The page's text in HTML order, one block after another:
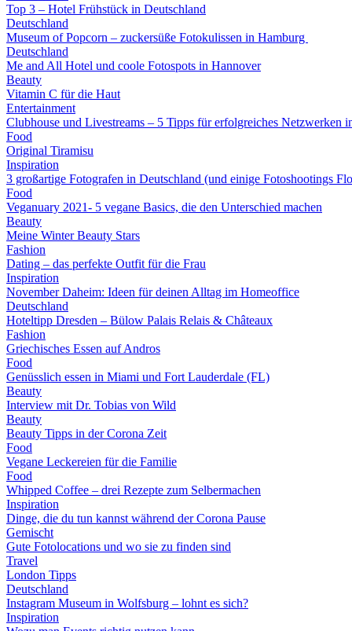
Top 3 – Hotel Frühstück in Deutschland
Deutschland
Museum of Popcorn – zuckersüße Fotokulissen in Hamburg
Deutschland
Me and All Hotel und coole Fotospots in Hannover
Beauty
Vitamin C für die Haut
Entertainment
Clubhouse und Livestreams – 5 Tipps für erfolgreiches Netzwerken
Food
Original Tiramisu
Inspiration
3 großartige Fotografen in Deutschland (und einige Fotoshootings
Food
Veganuary 2021- 5 vegane Basics, die den Unterschied machen
Beauty
Meine Winter Beauty Stars
Fashion
Dating – das perfekte Outfit für die Frau
Inspiration
November Daheim: Ideen für deinen Alltag im Homeoffice
Deutschland
Hoteltipp Dresden – Bülow Palais Relais & Châteaux
Fashion
Griechisches Essen auf Andros
Food
Genüsslich essen in Miami und Fort Lauderdale (FL)
Beauty
Interview mit Dr. Tobias von Wild
Beauty
Beauty Tipps in der Corona Zeit
Food
Vegane Leckereien für die Familie
Food
Whipped Coffee – drei Rezepte zum Selbermachen
Inspiration
Dinge, die du tun kannst während der Corona Pause
Gemischt
Gute Fotolocations und wo sie zu finden sind
Travel
London Tipps
Deutschland
Instagram Museum in Wolfsburg – lohnt es sich?
Inspiration